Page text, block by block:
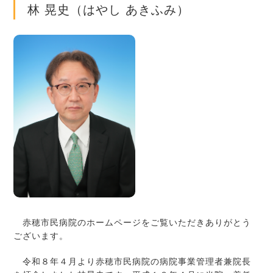
林 晃史（はやし あきふみ）
赤穂市民病院のホームページをご覧いただきありがとう
ございます。
令和８年４月より赤穂市民病院の病院事業管理者兼院長